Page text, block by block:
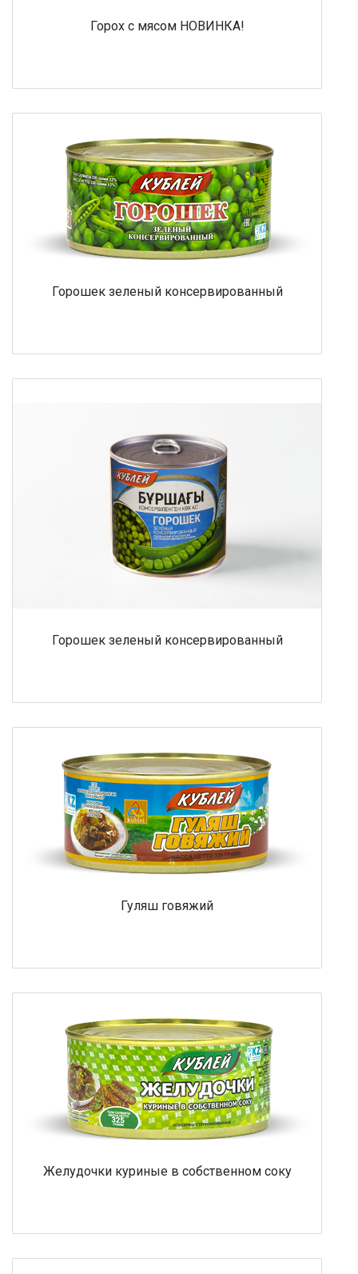
Горох с мясом НОВИНКА!
Горошек зеленый консервированный
Горошек зеленый консервированный
Гуляш говяжий
Желудочки куриные в собственном соку